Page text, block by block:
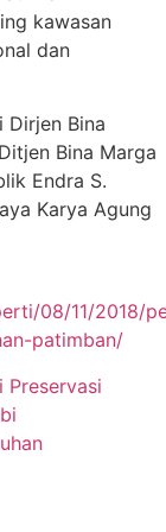
kawasan
dan
Dirjen Bina
Bina Marga
Endra S.
Karya Agung
08/11/2018/
patimban/
Preservasi